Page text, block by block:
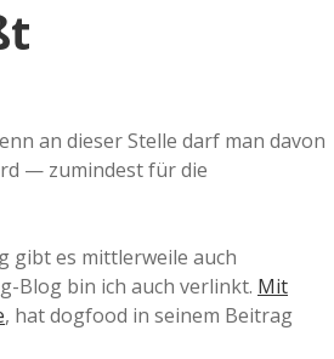
an dieser Stelle darf man davon
— zumindest für die
gibt es mittlerweile auch
Blog bin ich auch verlinkt. Mit
, hat dogfood in seinem Beitrag